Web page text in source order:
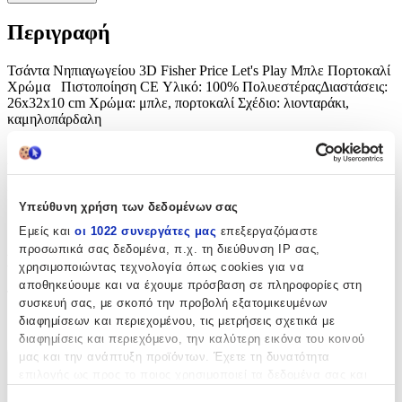
Υπεύθυνη χρήση των δεδομένων σας
Εμείς και οι 1022 συνεργάτες μας επεξεργαζόμαστε
προσωπικά σας δεδομένα, π.χ. τη διεύθυνση IP σας,
χρησιμοποιώντας τεχνολογία όπως cookies για να
αποθηκεύουμε και να έχουμε πρόσβαση σε πληροφορίες στη
συσκευή σας, με σκοπό την προβολή εξατομικευμένων
διαφημίσεων και περιεχομένου, τις μετρήσεις σχετικά με
διαφημίσεις και περιεχόμενο, την καλύτερη εικόνα του κοινού
μας και την ανάπτυξη προϊόντων. Έχετε τη δυνατότητα
Περιγραφή
Τσάντα Νηπιαγωγείου 3D Fisher Price Let's Play Μπλε Πορτοκαλί
Χρώμα Πιστοποίηση CE Υλικό: 100% ΠολυεστέραςΔιαστάσεις:
26x32x10 cm Χρώμα: μπλε, πορτοκαλί Σχέδιο: λιονταράκι,
καμηλοπάρδαλη
Χαρακτηριστικά
Arditex
Βασικά Χαρακτηριστικά
Νηπιαγωγείου